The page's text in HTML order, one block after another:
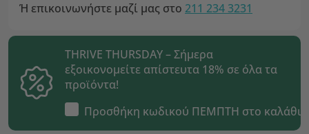
Ή επικοινωνήστε μαζί μας στο 211 234 3231
THRIVE THURSDAY – Σήμερα
εξοικονομείτε απίστευτα 18% σε όλα τα
προϊόντα!
Προσθήκη κωδικού ΠΕΜΠΤΗ στο καλάθι